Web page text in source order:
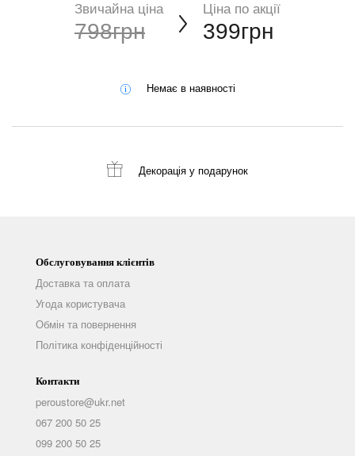
Звичайна ціна
798грн
Ціна по акції
399грн
Немає в наявності
Декорація у подарунок
Обслуговування клієнтів
Доставка та оплата
Угода користувача
Обмін та повернення
Політика конфіденційності
Контакти
peroustore@ukr.net
067 200 50 25
099 200 50 25